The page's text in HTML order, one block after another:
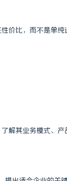
价比，而不是单
解其业务模式、